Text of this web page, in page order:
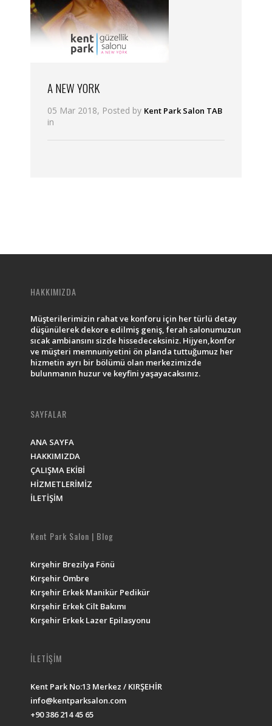
A NEW YORK
05 Mar 2018, Posted by Kent Park Salon TAB
in
HAKKIMIZDA
Müşterilerimizin rahat ve konforu için her türlü detay
düşünülerek dekore edilmiş geniş, ferah salonumuzun
sıcak ambiansını sizde hissedeceksiniz. Hijyen,konfor
ve müşteri memnuniyetini ön planda tuttuğumuz her
hizmetin ayrı bir bölümü olan merkezimizde
bulunmanın huzur ve keyfini yaşayacaksınız.
SAYFALAR
ANA SAYFA
HAKKIMIZDA
ÇALIŞMA EKİBİ
HİZMETLERİMİZ
İLETİŞİM
Kent Park Salon | Blog
Kırşehir Brezilya Fönü
Kırşehir Ombre
Kırşehir Erkek Manikür Pedikür
Kırşehir Erkek Cilt Bakımı
Kırşehir Erkek Lazer Epilasyonu
İLETİŞİM
Kent Park No:13 Merkez / KIRŞEHİR
info@kentparksalon.com
+90 386 214 45 65